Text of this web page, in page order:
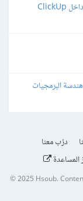
البرمجيات
درّب معنا
المساعدة
© 2025 Hsoub.